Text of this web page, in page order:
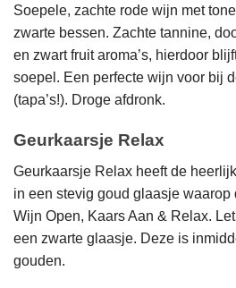
Soepele, zachte rode wijn met
zwarte bessen. Zachte tannine,
en zwart fruit aroma’s, hierdoor
soepel. Een perfecte wijn voor bij
(tapa’s!). Droge afdronk.
Geurkaarsje Relax
Geurkaarsje Relax heeft de
in een stevig goud glaasje
Wijn Open, Kaars Aan & Relax.
een zwarte glaasje. Deze is
gouden.